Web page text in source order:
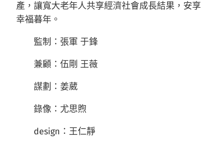
產，讓寬大老年人共享經濟社會成長結果，安享
幸福暮年。
監制：張軍 于鋒
兼顧：伍剛 王薇
謀劃：姜葳
錄像：尤思煦
design：王仁靜